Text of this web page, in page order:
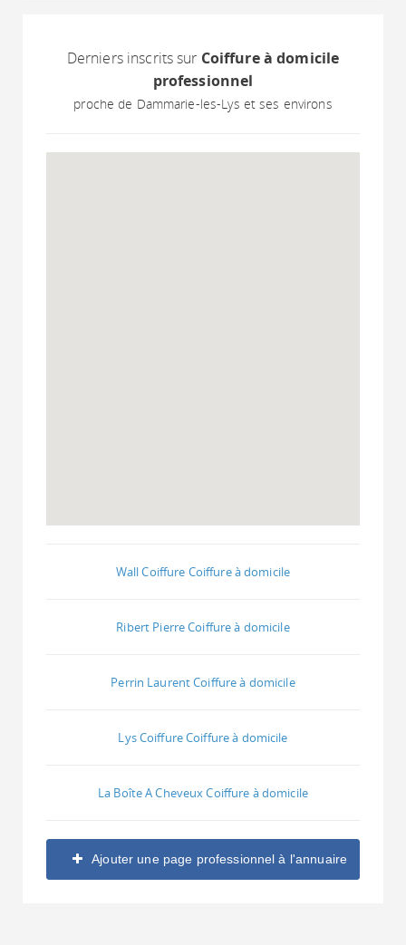
Derniers inscrits sur Coiffure à domicile
professionnel
proche de Dammarie-les-Lys et ses environs
Wall Coiffure Coiffure à domicile
Ribert Pierre Coiffure à domicile
Perrin Laurent Coiffure à domicile
Lys Coiffure Coiffure à domicile
La Boîte A Cheveux Coiffure à domicile
Ajouter une page professionnel à l'annuaire